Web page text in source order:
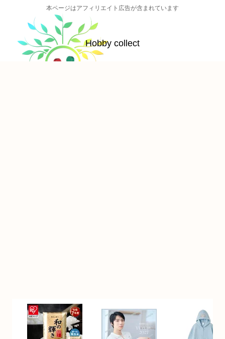
本ページはアフィリエイト広告が含まれています
Hobby collect